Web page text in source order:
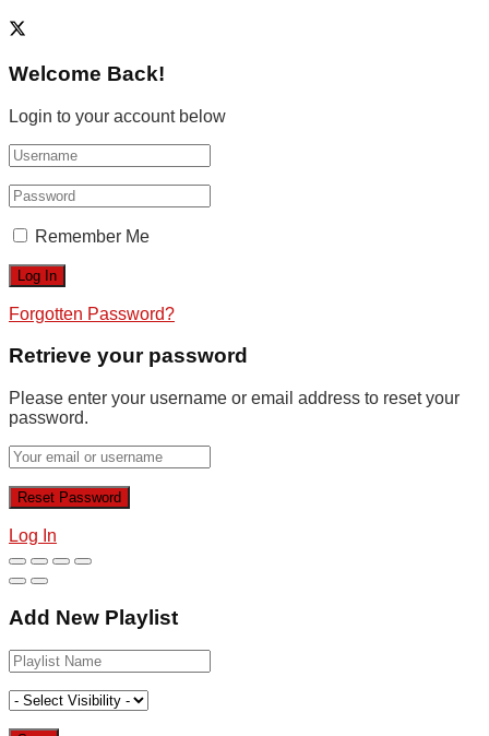
Welcome Back!
Login to your account below
Remember Me
Forgotten Password?
Retrieve your password
Please enter your username or email address to reset your
password.
Log In
Add New Playlist